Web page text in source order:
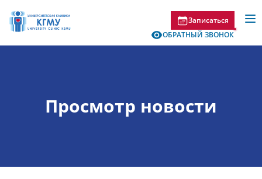
Записаться
ОБРАТНЫЙ ЗВОНОК
Просмотр новости